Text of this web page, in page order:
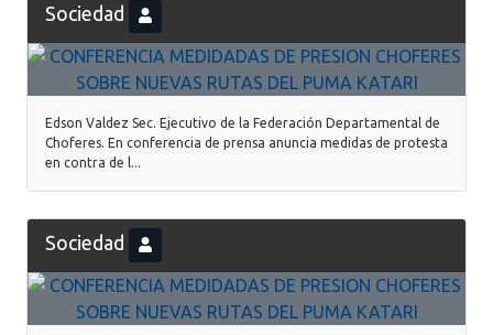
Sociedad
Edson Valdez Sec. Ejecutivo de la Federación Departamental de
Choferes. En conferencia de prensa anuncia medidas de protesta
en contra de l...
Sociedad